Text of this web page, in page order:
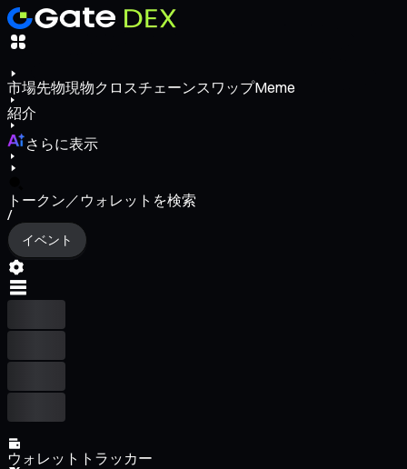
市場先物現物クロスチェーンスワップMeme
紹介
さらに表示
トークン／ウォレットを検索
/
イベント
ウォレットトラッカー